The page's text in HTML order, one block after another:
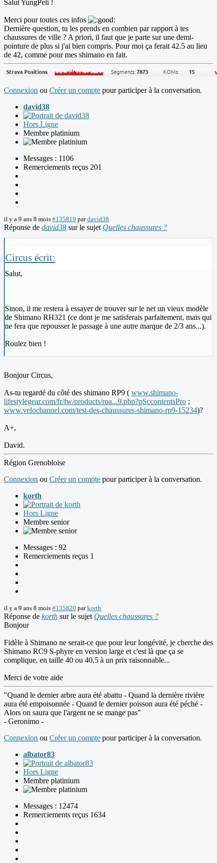
Salut YungPeli !
Merci pour toutes ces infos
Dernière question, tu les prends en combien par rapport à tes
chaussures de ville ? A priori, il faut que je parte sur une demi-
pointure de plus si j'ai bien compris. Pour moi ça ferait 42.5 au lieu
de 42, comme pour mes shimano en fait.
Connexion ou Créer un compte pour participer à la conversation.
david38
Hors Ligne
Membre platinium
Messages : 1106
Remerciements reçus 201
il y a 9 ans 8 mois #135819 pardavid38
Réponse de david38 sur le sujet Quelles chaussures ?
Circus écrit:
Salut,
Sinon, il me restera à essayer de trouver sur le net un vieux modèle
de Shimano RH321 (ce dont je me satisferais parfaitement, mais qui
ne fera que repousser le passage à une autre marque de 2/3 ans...).
Roulez bien !
Bonjour Circus,
As-tu regardé du côté des shimano RP9 ( www.shimano-
lifestylegear.com/fr/fw/products/roa...9.php?pSccontentsPro ;
www.velochannel.com/test-des-chaussures-shimano-rp9-15234)?
A+,
David.
Région Grenobloise
Connexion ou Créer un compte pour participer à la conversation.
korth
Hors Ligne
Membre senior
Messages : 92
Remerciements reçus 1
il y a 9 ans 8 mois #135820 parkorth
Réponse de korth sur le sujet Quelles chaussures ?
Bonjour
Fidèle à Shimano ne serait-ce que pour leur longévité, je cherche des
Shimano RC9 S-phyre en version large et c'est là que ça se
complique, en taille 40 ou 40,5 à un prix raisonnable...
Merci de votre aide
"Quand le dernier arbre aura été abattu - Quand la dernière rivière
aura été empoisonnée - Quand le dernier poisson aura été péché -
Alors on saura que l'argent ne se mange pas"
- Geronimo -
Connexion ou Créer un compte pour participer à la conversation.
albator83
Hors Ligne
Membre platinium
Messages : 12474
Remerciements reçus 1634